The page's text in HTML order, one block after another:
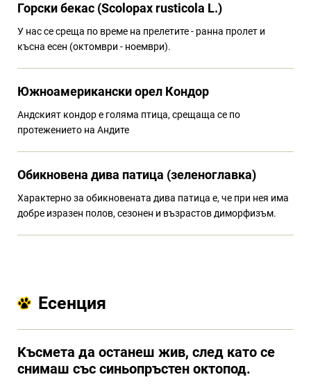
Горски бекас (Scolopax rusticola L.)
У нас се среща по време на прелетите - ранна пролет и
късна есен (октомври - ноември).
Южноамерикански орел Кондор
Андският кондор е голяма птица, срещаща се по
протежението на Андите
Обикновена дива патица (зеленоглавка)
Характерно за обикновената дива патица е, че при нея има
добре изразен полов, сезонен и възрастов диморфизъм.
Есенция
Kъсмета да останеш жив, след като се
снимаш със синьопръстен октопод.